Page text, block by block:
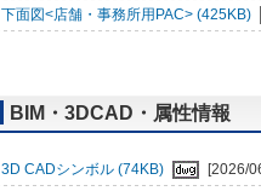
下面図<店舗・事務所用PAC> (425KB)
BIM・3DCAD・属性情報
3D CADシンボル (74KB)
[2026/